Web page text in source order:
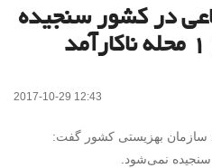
در کشور سنجیده
2017-10-29 12:43
سازمان بهزیستی کشور گفت:
نمی‌شود.